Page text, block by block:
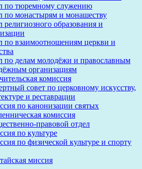
по тюремному служению
по монастырям и монашеству
религиозного образования и
по взаимоотношениям церкви и
по делам молодёжи и православным
организациям
комиссия
совет по церковному искусству,
и реставрации
по канонизации святых
комиссия
правовой отдел
по культуре
по физической культуре и спорту
миссия